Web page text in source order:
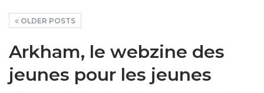
OLDER POSTS
Arkham, le webzine des
jeunes pour les jeunes